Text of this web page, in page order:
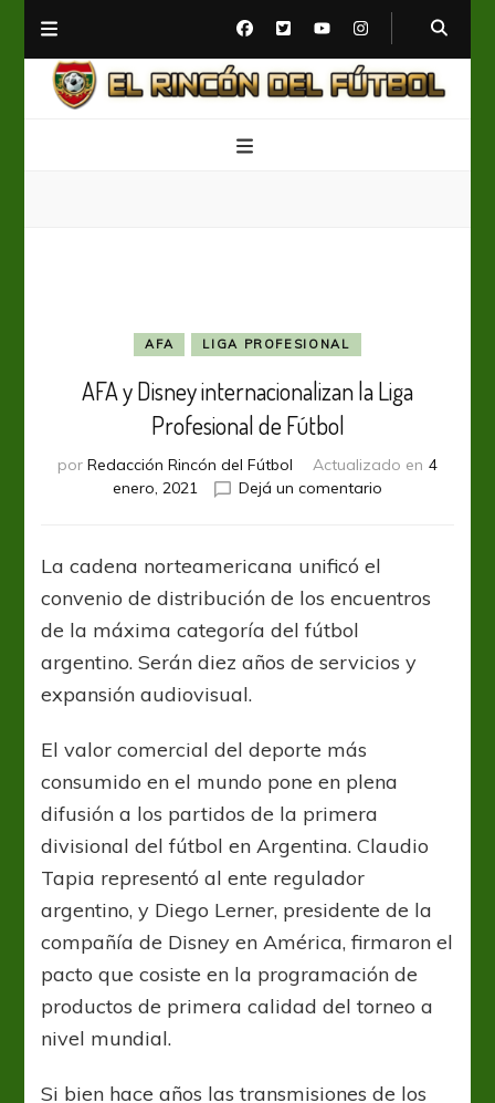
AFA LIGA PROFESIONAL
AFA y Disney internacionalizan la Liga
Profesional de Fútbol
por Redacción Rincón del Fútbol Actualizado en 4
enero, 2021
Dejá un comentario
la
de
La cadena norteamericana unificó el
convenio de distribución de los encuentros
de la máxima categoría del fútbol
argentino. Serán diez años de servicios y
expansión audiovisual.
El valor comercial del deporte más
consumido en el mundo pone en plena
difusión a los partidos de la primera
divisional del fútbol en Argentina. Claudio
Tapia representó al ente regulador
argentino, y Diego Lerner, presidente de la
compañía de Disney en América, firmaron el
pacto que cosiste en la programación de
productos de primera calidad del torneo a
nivel mundial.
Si bien hace años las transmisiones de los